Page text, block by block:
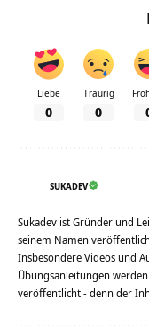
Liebe
0
Traurig
0
SUKADEV
Sukadev ist Gründer und
seinem Namen
Insbesondere Videos und
Übungsanleitungen
veröffentlicht - denn der